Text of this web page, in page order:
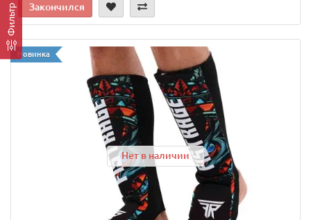
Фильтр Закончился
Новинка
Нет в наличии